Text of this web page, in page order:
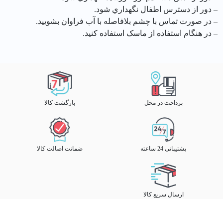
– دور از دسترس اطفال نگهداري شود.
– در صورت تماس با چشم بلافاصله با آب فراوان بشوييد.
– در هنگام استفاده از ماسک استفاده کنید.
پرداخت در محل بازگشت کالا
پشتیبانی 24 ساعته ضمانت اصالت کالا
ارسال سریع کالا